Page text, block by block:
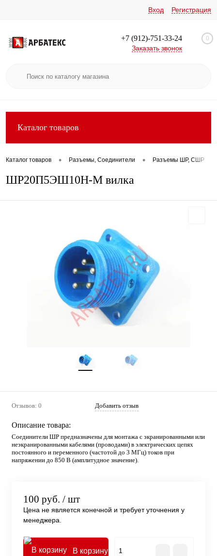
Вход Регистрация
+7 (912)-751-33-24
Заказать звонок
0
Каталог товаров
Каталог товаров • Разъемы, Соединители • Разъемы ШР, СШР
ШР20П5ЭШ10Н-М вилка
Отзывов: 0 Добавить отзыв
Описание товара:
Соединители ШР предназначены для монтажа с экранированными или
неэкранированными кабелями (проводами) в электрических цепях
постоянного и переменного (частотой до 3 МГц) токов при
напряжении до 850 В (амплитудное значение).
100 руб. / шт
Цена не является конечной и требует уточнения у
менеджера.
В корзину